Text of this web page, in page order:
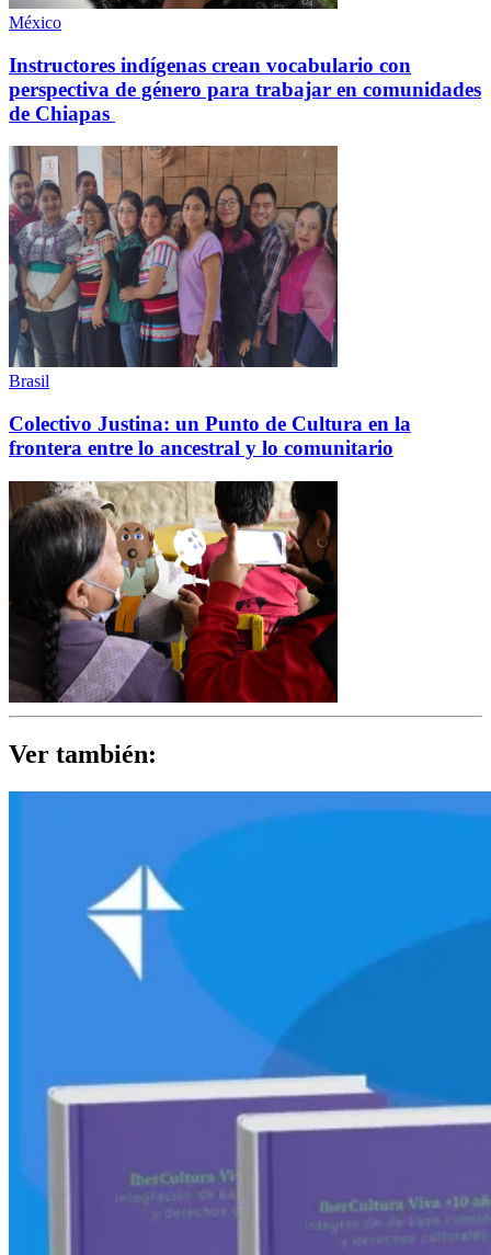
México
Instructores indígenas crean vocabulario con
perspectiva de género para trabajar en comunidades
de Chiapas
Brasil
Colectivo Justina: un Punto de Cultura en la
frontera entre lo ancestral y lo comunitario
Ver también: